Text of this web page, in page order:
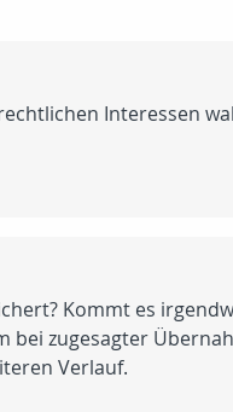
Interessen
Kommt es
bei zugesagter
Verlauf.